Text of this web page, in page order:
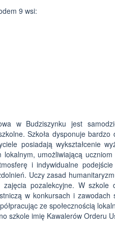
9 wsi:
w Budziszynku jest
Szkoła dysponuje
posiadają wykształcenie
lokalnym, umożliwiającą
i indywidualne
Uczy zasad
pozalekcyjne. W
w konkursach i
ze społecznością
szkole imię Kawalerów Orderu